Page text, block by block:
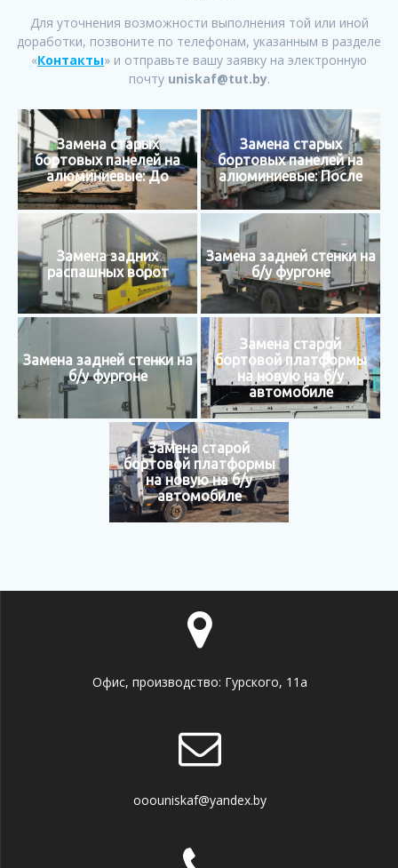
Для уточнения возможности выполнения той или иной
доработки, позвоните по телефонам, указанным в разделе
«Контакты» и отправьте вашу заявку на электронную
почту uniskaf@tut.by.
Замена старых
бортовых панелей на
алюминиевые: До
Замена старых
бортовых панелей на
алюминиевые: После
Замена задних
распашных ворот
Замена задней стенки на
б/у фургоне
Замена задней стенки на
б/у фургоне
Замена старой
бортовой платформы
на новую на б/у
автомобиле
Замена старой
бортовой платформы
на новую на б/у
автомобиле
Офис, производство: Гурского, 11а
ooouniskaf@yandex.by